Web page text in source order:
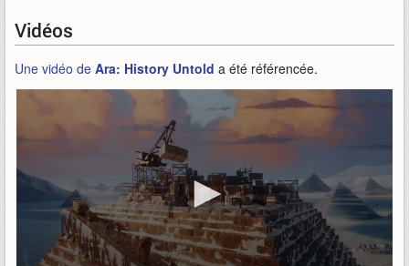
Vidéos
Une vidéo de Ara: History Untold a été référencée.